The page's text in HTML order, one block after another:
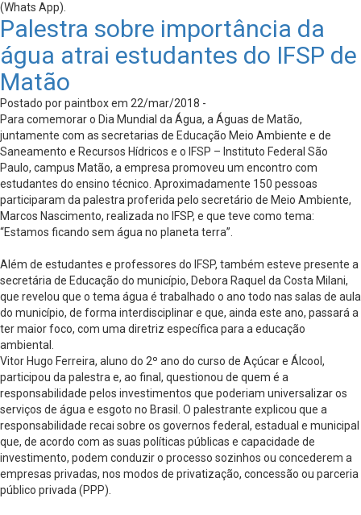
(Whats App).
Palestra sobre importância da
água atrai estudantes do IFSP de
Matão
Postado por paintbox em 22/mar/2018 -
Para comemorar o Dia Mundial da Água, a Águas de Matão,
juntamente com as secretarias de Educação Meio Ambiente e de
Saneamento e Recursos Hídricos e o IFSP – Instituto Federal São
Paulo, campus Matão, a empresa promoveu um encontro com
estudantes do ensino técnico. Aproximadamente 150 pessoas
participaram da palestra proferida pelo secretário de Meio Ambiente,
Marcos Nascimento, realizada no IFSP, e que teve como tema:
“Estamos ficando sem água no planeta terra”.
Além de estudantes e professores do IFSP, também esteve presente a
secretária de Educação do município, Debora Raquel da Costa Milani,
que revelou que o tema água é trabalhado o ano todo nas salas de aula
do município, de forma interdisciplinar e que, ainda este ano, passará a
ter maior foco, com uma diretriz específica para a educação
ambiental.
Vitor Hugo Ferreira, aluno do 2º ano do curso de Açúcar e Álcool,
participou da palestra e, ao final, questionou de quem é a
responsabilidade pelos investimentos que poderiam universalizar os
serviços de água e esgoto no Brasil. O palestrante explicou que a
responsabilidade recai sobre os governos federal, estadual e municipal
que, de acordo com as suas políticas públicas e capacidade de
investimento, podem conduzir o processo sozinhos ou concederem a
empresas privadas, nos modos de privatização, concessão ou parceria
público privada (PPP).